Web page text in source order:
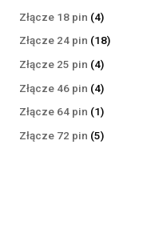
Złącze 18 pin 44
produkty
Złącze 24 pin 1818
Złącze 25 pin 44
produkty
Złącze 46 pin 44
produkty
Złącze 64 pin 11
produkt
Złącze 72 pin 55